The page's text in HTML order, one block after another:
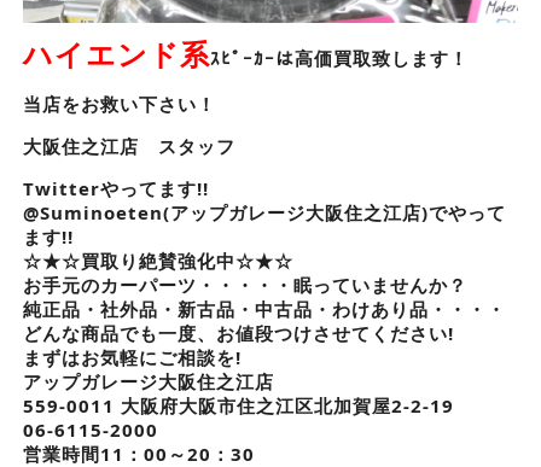
ハイエンド系ｽﾋﾟｰｶｰは高価買取致します！
当店をお救い下さい！
大阪住之江店 スタッフ
Twitterやってます!!
@Suminoeten(アップガレージ大阪住之江店)でやって
ます!!
☆★☆買取り絶賛強化中☆★☆
お手元のカーパーツ・・・・・眠っていませんか？
純正品・社外品・新古品・中古品・わけあり品・・・・
どんな商品でも一度、お値段つけさせてください!
まずはお気軽にご相談を!
アップガレージ大阪住之江店
559-0011 大阪府大阪市住之江区北加賀屋2-2-19
06-6115-2000
営業時間11：00～20：30